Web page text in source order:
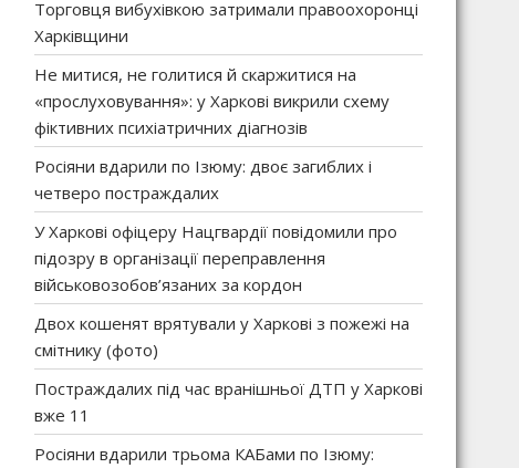
Торговця вибухівкою затримали правоохоронці
Харківщини
Не митися, не голитися й скаржитися на
«прослуховування»: у Харкові викрили схему
фіктивних психіатричних діагнозів
Росіяни вдарили по Ізюму: двоє загиблих і
четверо постраждалих
У Харкові офіцеру Нацгвардії повідомили про
підозру в організації переправлення
військовозобов’язаних за кордон
Двох кошенят врятували у Харкові з пожежі на
смітнику (фото)
Постраждалих під час вранішньої ДТП у Харкові
вже 11
Росіяни вдарили трьома КАБами по Ізюму: